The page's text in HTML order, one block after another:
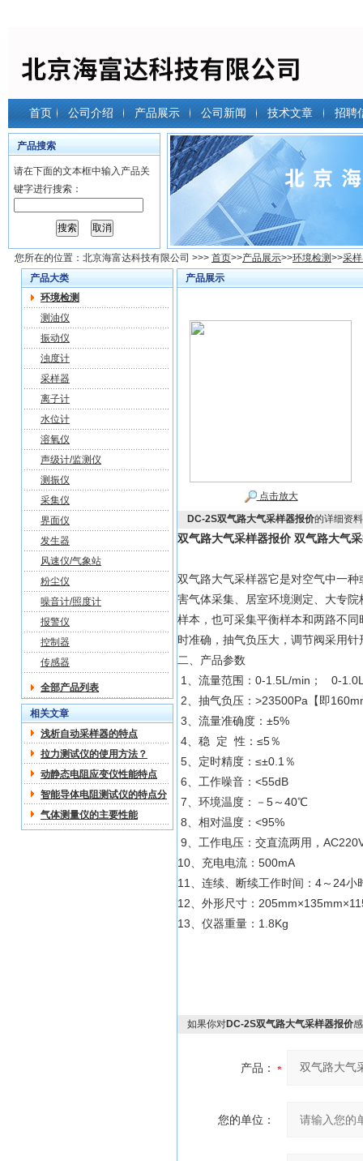
首页 公司介绍 产品展示 公司新闻 技术文章 招聘
产品搜索
请在下面的文本框中输入产品关
键字进行搜索：
您所在的位置： 北京海富达科技有限公司 >>> 首页>>产品展示>>环境检测>>采
产品大类
环境检测
测油仪
振动仪
浊度计
采样器
离子计
水位计
溶氧仪
声级计/监测仪
测振仪
采集仪
界面仪
发生器
风速仪/气象站
粉尘仪
噪音计/照度计
报警仪
控制器
传感器
全部产品列表
相关文章
浅析自动采样器的特点
拉力测试仪的使用方法？
动静态电阻应变仪性能特点
智能导体电阻测试仪的特点分
析
气体测量仪的主要性能
产品展示
点击放大
DC-2S双气路大气采样器报价的详细资
双气路大气采样器报价 双气路大气
双气路大气采样器它是对空气中一
害气体采集、居室环境测定、大专
样本，也可采集平衡样本和两路不
时准确，抽气负压大，调节阀采用
二、产品参数
1、流量范围：0-1.5L/min； 0-
2、抽气负压：>23500Pa【即
3、流量准确度：±5%
4、稳 定 性：≤5％
5、定时精度：≤±0.1％
6、工作噪音：<55dB
7、环境温度：－5～40℃
8、相对温度：<95%
9、工作电压：交直流两用，
10、充电电流：500mA
11、连续、断续工作时间：4～24小
12、外形尺寸：
13、仪器重量：1.8Kg
如果你对DC-2S双气路大气采样器报价
产品：
您的单位：